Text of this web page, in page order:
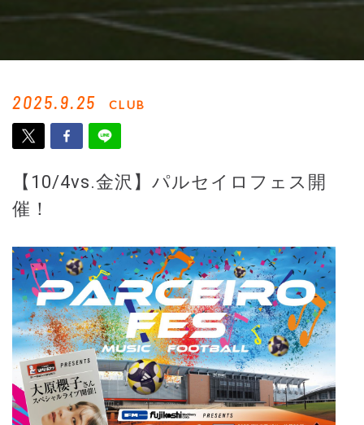
2025.9.25 CLUB
【10/4vs.金沢】パルセイロフェス開
催！